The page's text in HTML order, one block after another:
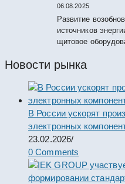
06.08.2025
Развитие
источников
щитовое
Новости рынка
В России ускорят
электронных
23.02.2026/
0 Comments